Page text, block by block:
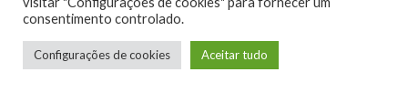
0
consentimento controlado.
Configurações de cookies Aceitar tudo